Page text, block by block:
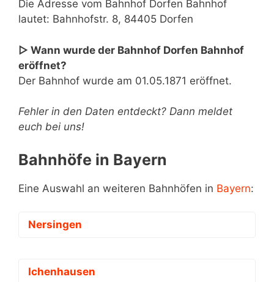
Die Adresse vom Bahnhof Dorfen Bahnhof
lautet: Bahnhofstr. 8, 84405 Dorfen
▷ Wann wurde der Bahnhof Dorfen Bahnhof
eröffnet?
Der Bahnhof wurde am 01.05.1871 eröffnet.
Fehler in den Daten entdeckt? Dann meldet
euch bei uns!
Bahnhöfe in Bayern
Eine Auswahl an weiteren Bahnhöfen in Bayern:
Nersingen
Ichenhausen